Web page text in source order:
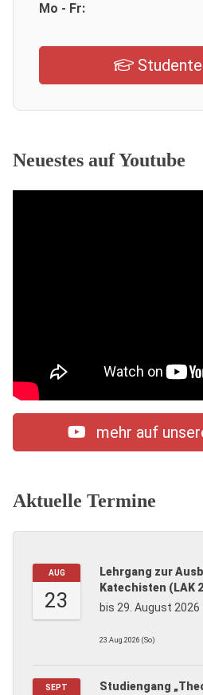
Mo - Fr:
Neuestes auf Youtube
mehr auf
Aktuelle Termine
AUG
23
Lehrgang zur
Katechisten (LAK
bis 29. August 2026
23.Aug.2026 (So)
SEPT
Studiengang